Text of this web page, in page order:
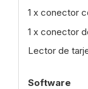
1 x conector
1 x conector
Lector de
Software